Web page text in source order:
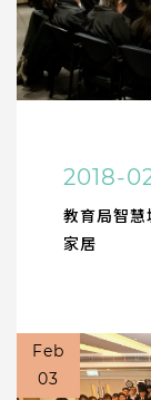
2018-
教育局智
家居
Feb
03